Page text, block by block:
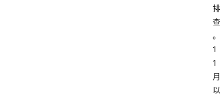
排
查
。
1
1
月
以